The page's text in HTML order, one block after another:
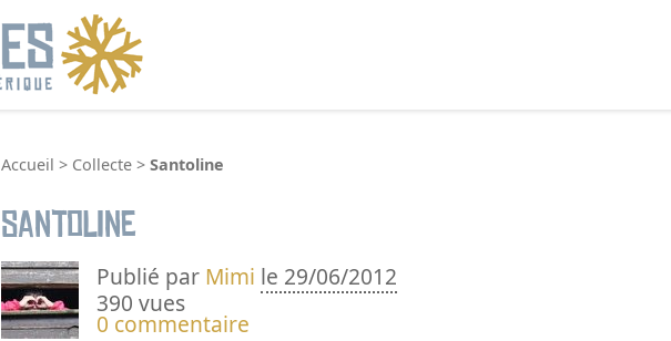
Accueil > Collecte > Santoline
Santoline
Publié par Mimi le 29/06/2012
390 vues
0 commentaire